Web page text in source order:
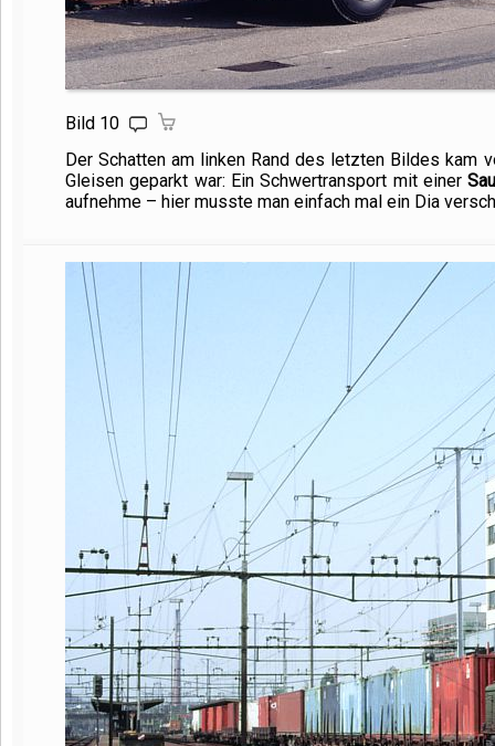
Bild 10
Der Schatten am linken Rand des letzten Bildes kam
Gleisen geparkt war: Ein Schwertransport mit einer
aufnehme – hier musste man einfach mal ein Dia